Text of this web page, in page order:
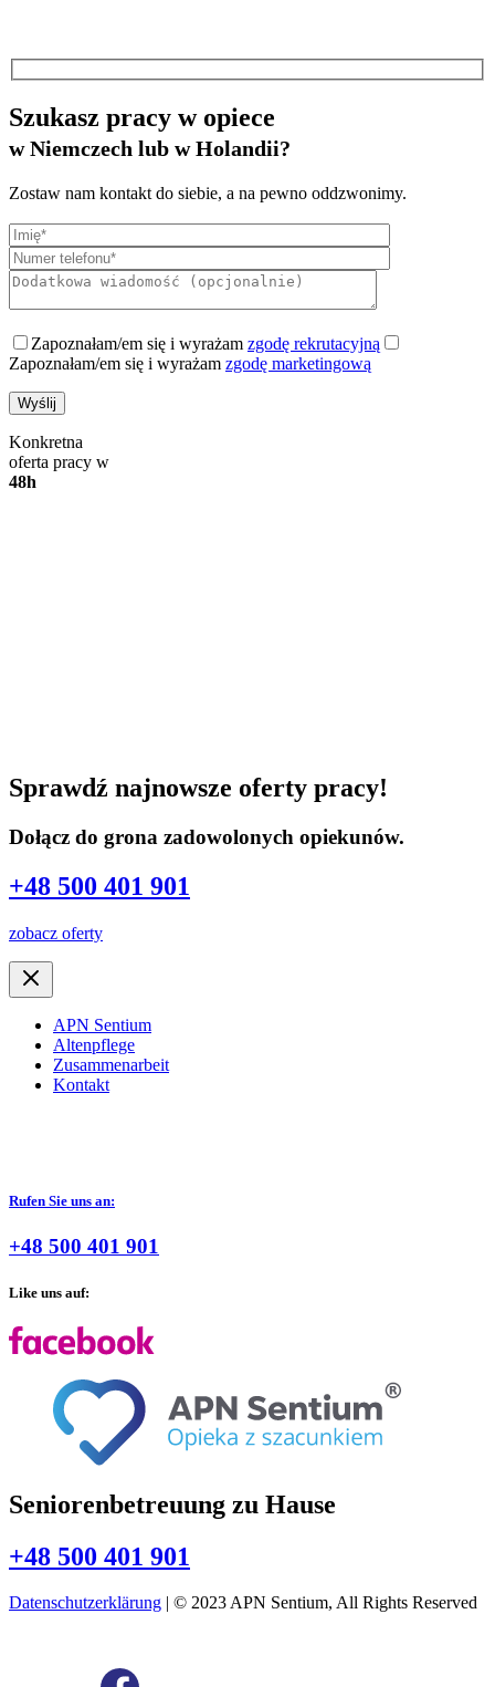
Szukasz pracy w opiece
w Niemczech lub w Holandii?
Zostaw nam kontakt do siebie, a na pewno oddzwonimy.
Zapoznałam/em się i wyrażam zgodę rekrutacyjną
Zapoznałam/em się i wyrażam zgodę marketingową
Konkretna
oferta pracy w
48h
Sprawdź najnowsze oferty pracy!
Dołącz do grona zadowolonych opiekunów.
+48 500 401 901
zobacz oferty
APN Sentium
Altenpflege
Zusammenarbeit
Kontakt
Rufen Sie uns an:
+48 500 401 901
Like uns auf:
Seniorenbetreuung zu Hause
+48 500 401 901
Datenschutzerklärung | © 2023 APN Sentium, All Rights Reserved